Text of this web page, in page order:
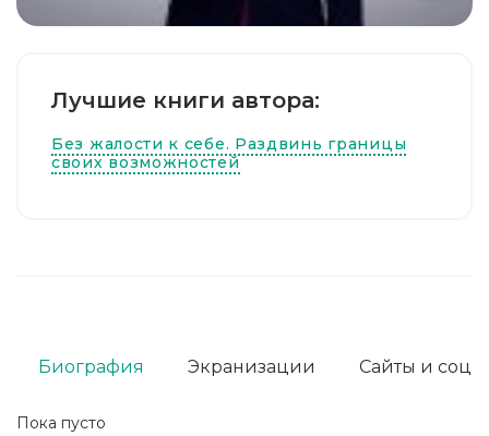
Лучшие книги автора:
Без жалости к себе. Раздвинь границы
своих возможностей
Пока пусто
Биография Экранизации Сайты и соц.